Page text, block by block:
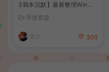
3我本沉默】最新整理Win系
细搭建教程
手游资源
波少 300